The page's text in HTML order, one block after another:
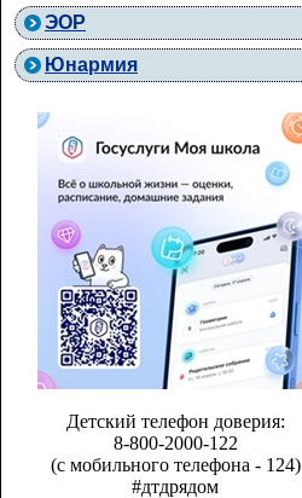
ЭОР
Юнармия
Детский телефон доверия:
8-800-2000-122
(с мобильного телефона - 124)
#дтдрядом